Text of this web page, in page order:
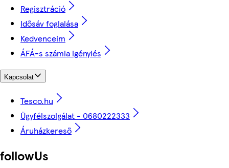
Regisztráció
Idősáv foglalása
Kedvenceim
ÁFÁ-s számla igénylés
Kapcsolat
Tesco.hu
Ügyfélszolgálat - 0680222333
Áruházkereső
followUs